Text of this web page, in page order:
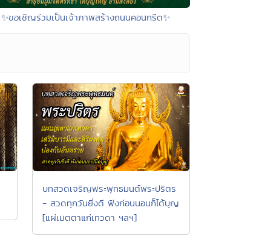
ขอเชิญร่วมเป็นเจ้าภาพสร้างถนนคอนกรีต✨
บทสวดเจริญพระพุทธมนต์พระปริตร
- สวดทุกวันยิ่งดี ฟังก่อนนอนก็ได้บุญ
[แผ่เมตตาแก่เทวดา ฯลฯ]